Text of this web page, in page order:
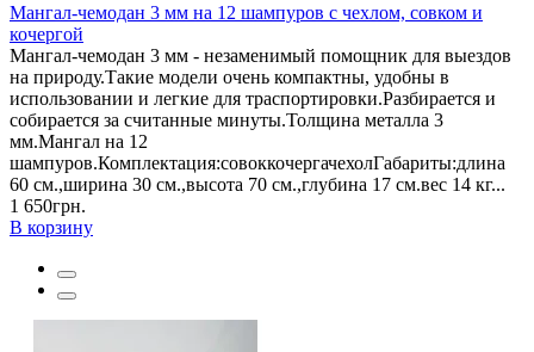
Мангал-чемодан 3 мм на 12 шампуров с чехлом, совком и
кочергой
Мангал-чемодан 3 мм - незаменимый помощник для выездов
на природу.Такие модели очень компактны, удобны в
использовании и легкие для траспортировки.Разбирается и
собирается за считанные минуты.Толщина металла 3
мм.Мангал на 12
шампуров.Комплектация:совоккочергачехолГабариты:длина
60 см.,ширина 30 см.,высота 70 см.,глубина 17 см.вес 14 кг...
1 650грн.
В корзину